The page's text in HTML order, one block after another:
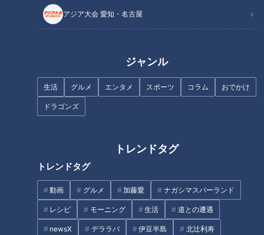
アジア大会 愛知・名古屋
ジャンル
生活 グルメ エンタメ スポーツ コラム おでかけ
ドラゴンズ
トレンドタグ
トレンドタグ
動画 グルメ 加藤愛 ナガシマスパーランド
レシピ モーニング 生活 道との遭遇
newsX デララバ 伊豆半島 北辻利寿
しょうが 1/4かけ
三つ葉 適量
しょうゆ 大さじ2
刻みのり、一味唐辛子(好みで) 各適量
1 干し椎茸はぬるま湯に浸してもどし、軸を除いて薄切りに
2 玉ねぎは縦薄切り、しょうがは細切りにする。三つ葉は